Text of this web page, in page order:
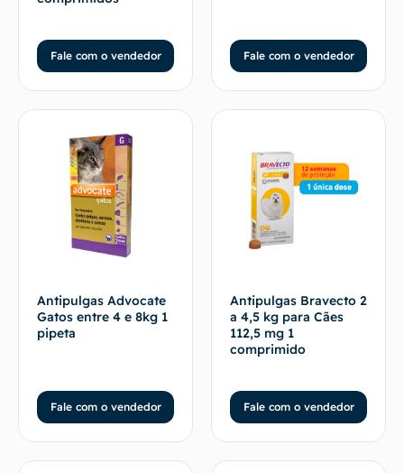
Fale com o vendedor Fale com o vendedor
Antipulgas Advocate
Gatos entre 4 e 8kg 1
pipeta
Fale com o vendedor
Antipulgas Bravecto 2
a 4,5 kg para Cães
112,5 mg 1
comprimido
Fale com o vendedor